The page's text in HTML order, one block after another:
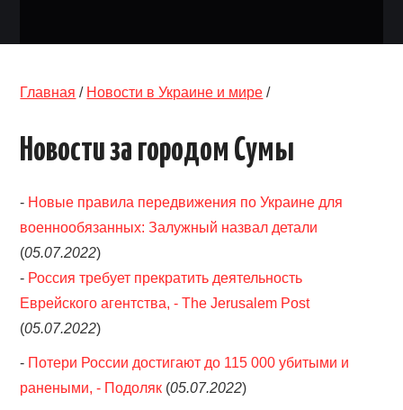
Главная / Новости в Украине и мире /
Новости за городом Сумы
- Новые правила передвижения по Украине для
военнообязанных: Залужный назвал детали
(05.07.2022)
- Россия требует прекратить деятельность
Еврейского агентства, - The Jerusalem Post
(05.07.2022)
- Потери России достигают до 115 000 убитыми и
ранеными, - Подоляк (05.07.2022)